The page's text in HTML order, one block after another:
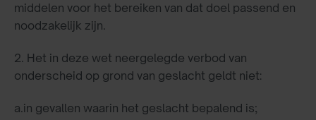
middelen voor het bereiken van dat doel passend en
noodzakelijk zijn.
2. Het in deze wet neergelegde verbod van
onderscheid op grond van geslacht geldt niet:
a.in gevallen waarin het geslacht bepalend is;